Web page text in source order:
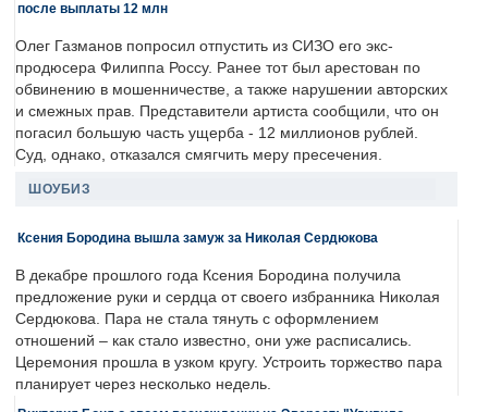
после выплаты 12 млн
Олег Газманов попросил отпустить из СИЗО его экс-
продюсера Филиппа Россу. Ранее тот был арестован по
обвинению в мошенничестве, а также нарушении авторских
и смежных прав. Представители артиста сообщили, что он
погасил большую часть ущерба - 12 миллионов рублей.
Суд, однако, отказался смягчить меру пресечения.
ШОУБИЗ
Ксения Бородина вышла замуж за Николая Сердюкова
В декабре прошлого года Ксения Бородина получила
предложение руки и сердца от своего избранника Николая
Сердюкова. Пара не стала тянуть с оформлением
отношений – как стало известно, они уже расписались.
Церемония прошла в узком кругу. Устроить торжество пара
планирует через несколько недель.